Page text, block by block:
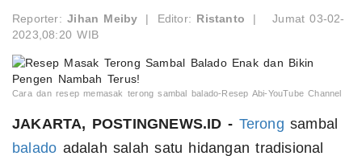
Reporter:Jihan Meiby | Editor: Ristanto |
Jumat 03-02-
2023,08:20 WIB
Cara dan resep memasak terong sambal balado-Resep Abi-YouTube Channel
JAKARTA, POSTINGNEWS.ID - Terong sambal
balado adalah salah satu hidangan tradisional